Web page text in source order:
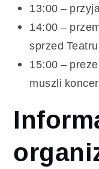
13:00 –
14:00 –
sprzed
15:00 –
muszli